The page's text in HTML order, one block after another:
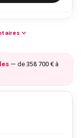
— de358 700 € à